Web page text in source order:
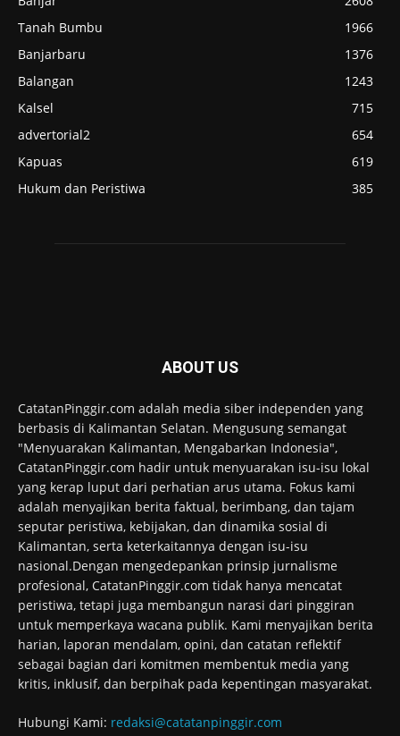
Tanah Bumbu
1966
Banjarbaru
1376
Balangan
1243
Kalsel
715
advertorial2
654
Kapuas
619
Hukum dan Peristiwa
385
ABOUT US
CatatanPinggir.com adalah media siber independen yang
berbasis di Kalimantan Selatan. Mengusung semangat
"Menyuarakan Kalimantan, Mengabarkan Indonesia",
CatatanPinggir.com hadir untuk menyuarakan isu-isu lokal
yang kerap luput dari perhatian arus utama. Fokus kami
adalah menyajikan berita faktual, berimbang, dan tajam
seputar peristiwa, kebijakan, dan dinamika sosial di
Kalimantan, serta keterkaitannya dengan isu-isu
nasional.Dengan mengedepankan prinsip jurnalisme
profesional, CatatanPinggir.com tidak hanya mencatat
peristiwa, tetapi juga membangun narasi dari pinggiran
untuk memperkaya wacana publik. Kami menyajikan berita
harian, laporan mendalam, opini, dan catatan reflektif
sebagai bagian dari komitmen membentuk media yang
kritis, inklusif, dan berpihak pada kepentingan masyarakat.
Hubungi Kami: redaksi@catatanpinggir.com